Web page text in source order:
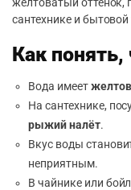
сантехнике и
Как
Вода имеет
На сантехнике,
рыжий налёт.
Вкус воды
неприятным.
В чайнике или